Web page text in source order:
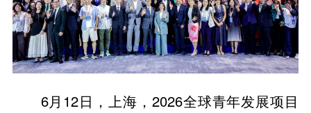
6月12日，上海，2026全球青年发展项目